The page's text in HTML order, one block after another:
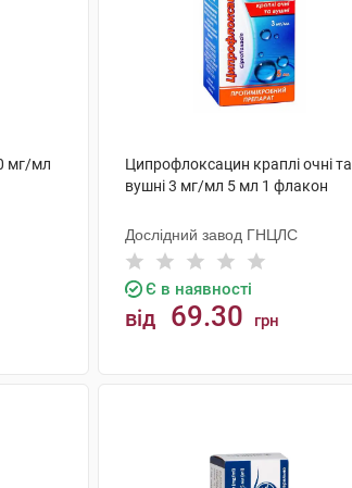
мг/мл
Ципрофлоксацин краплі очні та
вушні 3 мг/мл 5 мл 1 флакон
Дослідний завод ГНЦЛС
Є в наявності
від 69.30 грн